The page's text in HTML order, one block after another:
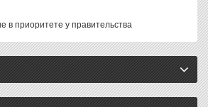
в приоритете у правительства